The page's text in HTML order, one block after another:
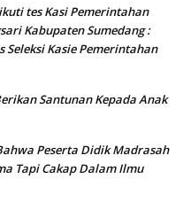
tes Kasi Pemerintahan
Kabupaten Sumedang :
Kasie Pemerintahan
Santunan Kepada Anak
Peserta Didik Madrasah
Tapi Cakap Dalam Ilmu